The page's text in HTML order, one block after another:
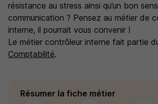
résistance au stress ainsi qu’un bon
communication ? Pensez au métier de
interne, il pourrait vous convenir !
Le métier contrôleur interne fait partie
Comptabilité.
Résumer la fiche métier